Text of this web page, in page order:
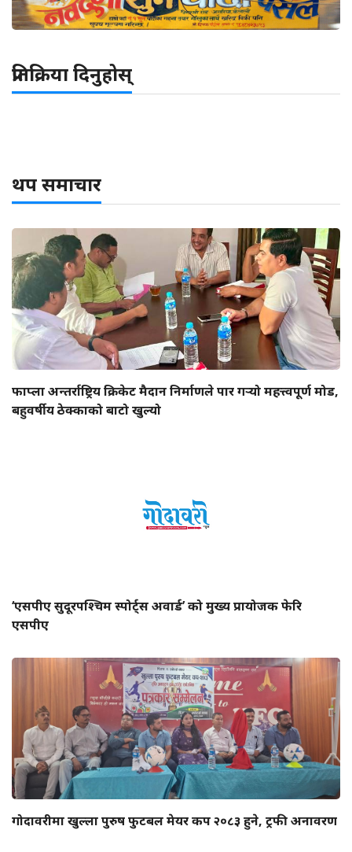
प्रतिक्रिया दिनुहोस्
थप समाचार
फाप्ला अन्तर्राष्ट्रिय क्रिकेट मैदान निर्माणले पार गर्‍यो महत्त्वपूर्ण मोड,
बहुवर्षीय ठेक्काको बाटो खुल्यो
‘एसपीए सुदूरपश्चिम स्पोर्ट्स अवार्ड’ को मुख्य प्रायोजक फेरि
एसपीए
गोदावरीमा खुल्ला पुरुष फुटबल मेयर कप २०८३ हुने, ट्रफी अनावरण